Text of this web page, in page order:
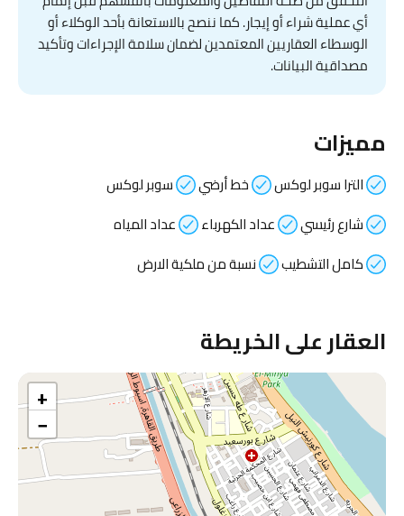
أي عملية شراء أو إيجار. كما ننصح بالاستعانة بأحد الوكلاء أو
الوسطاء العقاريين المعتمدين لضمان سلامة الإجراءات وتأكيد
مصداقية البيانات.
مميزات
الترا سوبر لوكس خط أرضي
سوبر لوكس
شارع رئيسي
عداد الكهرباء
عداد المياه
كامل التشطيب
نسبة من ملكية الارض
العقار على الخريطة
+
−